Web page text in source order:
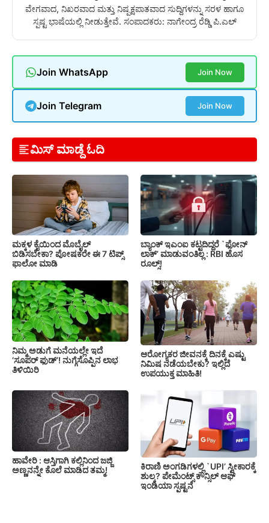
ವೇಗವಾದ, ನಿಖರವಾದ ಮತ್ತು ನಿಷ್ಪಕ್ಷಪಾತವಾದ ಸುದ್ದಿಗಳನ್ನು ಸರಳ ಹಾಗೂ
ಸ್ಪಷ್ಟ ಭಾಷೆಯಲ್ಲಿ ನೀಡುತ್ತೇವೆ. ಸಂಪಾದಕರು: ನಾಗೇಂದ್ರ ರೆಡ್ಡಿ ಪಿ.ಎಲ್
Join WhatsApp Join Now
Join Telegram Join Now
ಮಿಸ್ ಮಾಡ್ದೆ ಓದಿ
ಮಕ್ಕಳ ಕೈಯಿಂದ ಮೊಬೈಲ್
ಬಿಡಿಸಬೇಕಾ? ಪೋಷಕರೇ ಈ 7 ಟಿಪ್ಸ್
ಫಾಲೋ ಮಾಡಿ
ಬ್ಯಾಂಕ್ ಇಎಂಐ ಕಟ್ಟದಿದ್ದರೆ `ಫೋನ್
ಲಾಕ್’ ಮಾಡುವಂತಿಲ್ಲ : RBI ಹೊಸ
ರೂಲ್ಸ್!
ನಿಮ್ಮ ಅಡುಗೆ ಮನೆಯಲ್ಲೇ ಇದೆ
‘ಸೂಪರ್ ಫುಡ್’! ನುಗ್ಗೆಸೊಪ್ಪಿನ ಲಾಭ
ತಿಳಿಯಿರಿ
ಆರೋಗ್ಯಕರ ಜೀವನಕ್ಕೆ ದಿನಕ್ಕೆ ಎಷ್ಟು
ನಿಮಿಷ ನಡೆಯಬೇಕು? ಇಲ್ಲಿದೆ
ಉಪಯುಕ್ತ ಮಾಹಿತಿ!
ಹಾವೇರಿ : ಆಸ್ತಿಗಾಗಿ ಕಲ್ಲಿನಿಂದ ಜಜ್ಜಿ
ಅಣ್ಣನನ್ನೇ ಕೊಲೆ ಮಾಡಿದ ತಮ್ಮ!
ಕಿರಾಣಿ ಅಂಗಡಿಗಳಲ್ಲಿ `UPI’ ಸ್ವೀಕಾರಕ್ಕೆ
ಶುಲ್ಕ? ಪೇಮೆಂಟ್ಸ್ ಕೌನ್ಸಿಲ್ ಆಫ್
ಇಂಡಿಯಾ ಸ್ಪಷ್ಟನೆ